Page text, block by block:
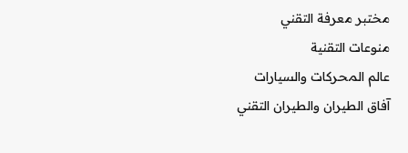
مختبر معرفة التقني
منوعات التقنية
عالم المحركات والسيارات
آفاق الطيران والطيران التقني